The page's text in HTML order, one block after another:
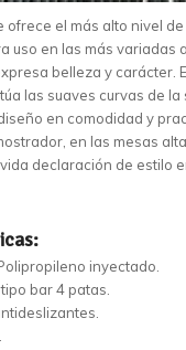
ofrece el más alto nivel
uso en las más variadas
belleza y carácter.
las suaves curvas de la
en comodidad y
en las mesas
declaración de estilo
inyectado.
bar 4 patas.